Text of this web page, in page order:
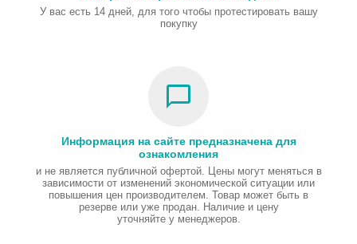
У вас есть 14 дней, для того чтобы протестировать вашу
покупку
Информация на сайте предназначена для
ознакомления
и не является публичной офертой. Цены могут меняться в
зависимости от изменений экономической ситуации или
повышения цен производителем. Товар может быть в
резерве или уже продан. Наличие и цену
уточняйте у менеджеров.